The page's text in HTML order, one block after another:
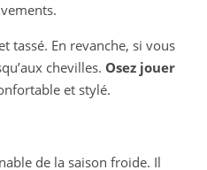
tassé. En revanche, si vous
chevilles. Osez jouer
et stylé.
de la saison froide. Il